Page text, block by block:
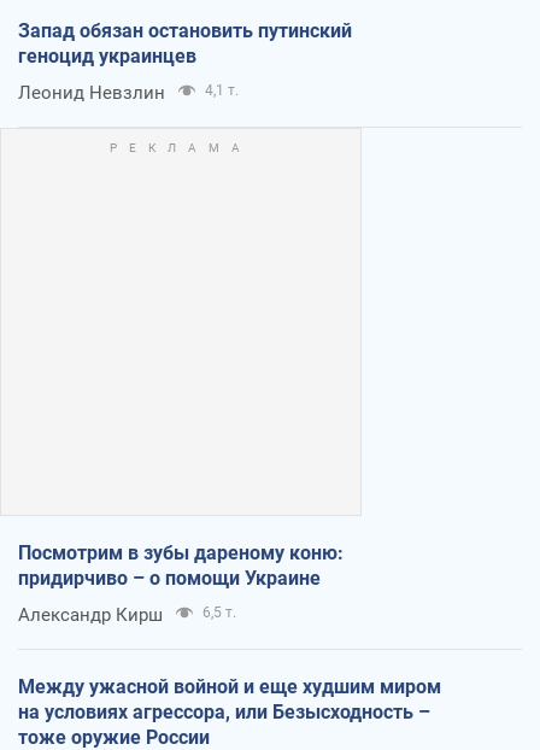
Запад обязан остановить путинский
геноцид украинцев
Леонид Невзлин 4,1 т.
Посмотрим в зубы дареному коню:
придирчиво – о помощи Украине
Александр Кирш 6,5 т.
Между ужасной войной и еще худшим миром
на условиях агрессора, или Безысходность –
тоже оружие России